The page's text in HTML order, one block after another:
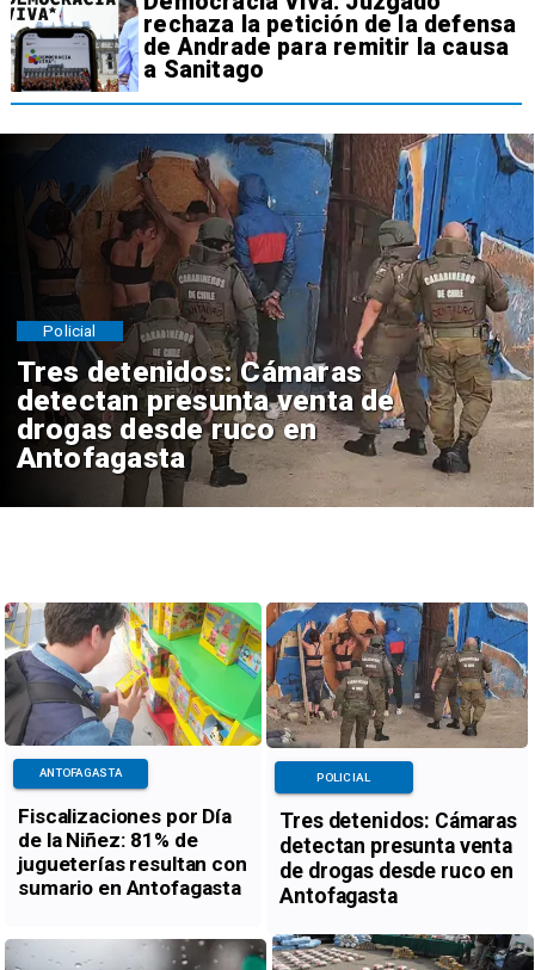
rechaza la petición de la defensa
de Andrade para remitir la causa
a Sanitago
Tres detenidos: Cámaras
detectan presunta venta de
drogas desde ruco en
Antofagasta
Policial
Fiscalizaciones por Día
de la Niñez: 81% de
jugueterías resultan con
sumario en Antofagasta
ANTOFAGASTA
Tres detenidos: Cámaras
detectan presunta venta
de drogas desde ruco en
Antofagasta
POLICIAL